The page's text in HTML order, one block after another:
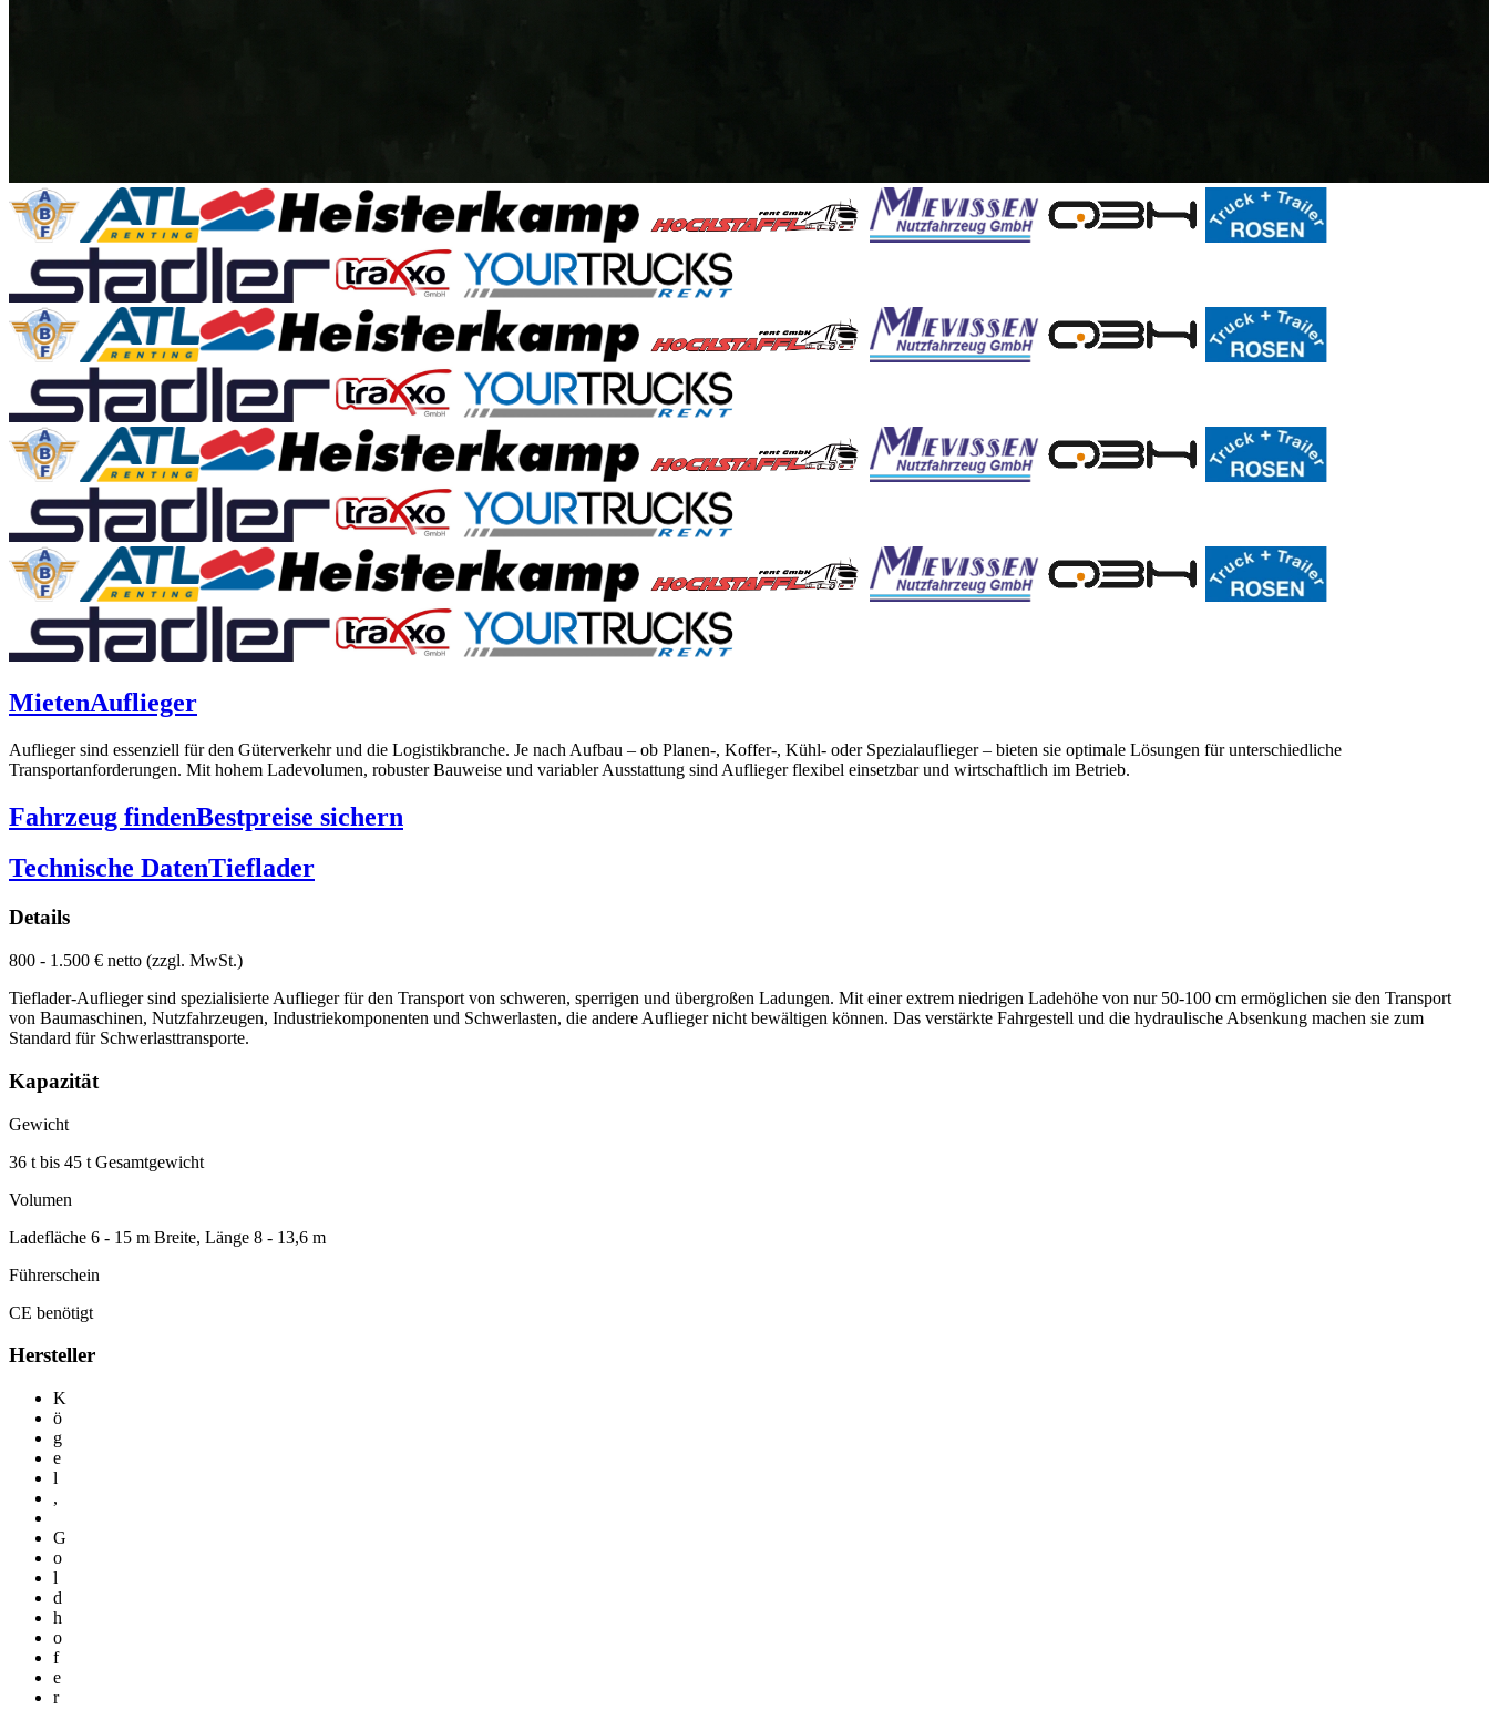
MietenAuflieger
Auflieger sind essenziell für den Güterverkehr und die Logistikbranche. Je nach Aufbau – ob Planen-, Koffer-, Kühl- oder Spezialauflieger – bieten sie optimale Lösungen für unterschiedliche
Transportanforderungen. Mit hohem Ladevolumen, robuster Bauweise und variabler Ausstattung sind Auflieger flexibel einsetzbar und wirtschaftlich im Betrieb.
Fahrzeug findenBestpreise sichern
Technische DatenTieflader
Details
800 - 1.500 € netto (zzgl. MwSt.)
Tieflader-Auflieger sind spezialisierte Auflieger für den Transport von schweren, sperrigen und übergroßen Ladungen. Mit einer extrem niedrigen Ladehöhe von nur 50-100 cm ermöglichen sie den Transport
von Baumaschinen, Nutzfahrzeugen, Industriekomponenten und Schwerlasten, die andere Auflieger nicht bewältigen können. Das verstärkte Fahrgestell und die hydraulische Absenkung machen sie zum
Standard für Schwerlasttransporte.
Kapazität
Gewicht
36 t bis 45 t Gesamtgewicht
Volumen
Ladefläche 6 - 15 m Breite, Länge 8 - 13,6 m
Führerschein
CE benötigt
Hersteller
K
ö
g
e
l
,
G
o
l
d
h
o
f
e
r